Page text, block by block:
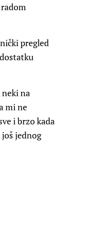
pregled
na
mi ne
i brzo kada
jednog